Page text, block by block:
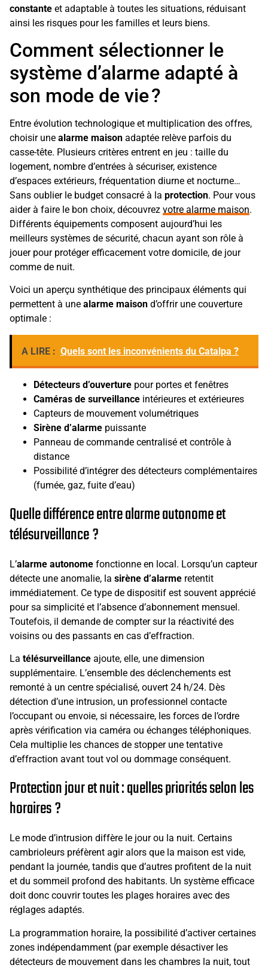
constante et adaptable à toutes les situations, réduisant
ainsi les risques pour les familles et leurs biens.
Comment sélectionner le
système d’alarme adapté à
son mode de vie ?
Entre évolution technologique et multiplication des offres,
choisir une alarme maison adaptée relève parfois du
casse-tête. Plusieurs critères entrent en jeu : taille du
logement, nombre d’entrées à sécuriser, existence
d’espaces extérieurs, fréquentation diurne et nocturne…
Sans oublier le budget consacré à la protection. Pour vous
aider à faire le bon choix, découvrez votre alarme maison.
Différents équipements composent aujourd’hui les
meilleurs systèmes de sécurité, chacun ayant son rôle à
jouer pour protéger efficacement votre domicile, de jour
comme de nuit.
Voici un aperçu synthétique des principaux éléments qui
permettent à une alarme maison d’offrir une couverture
optimale :
A LIRE : Quels sont les inconvénients du Catalpa ?
Détecteurs d’ouverture pour portes et fenêtres
Caméras de surveillance intérieures et extérieures
Capteurs de mouvement volumétriques
Sirène d’alarme puissante
Panneau de commande centralisé et contrôle à
distance
Possibilité d’intégrer des détecteurs complémentaires
(fumée, gaz, fuite d’eau)
Quelle différence entre alarme autonome et
télésurveillance ?
L’alarme autonome fonctionne en local. Lorsqu’un capteur
détecte une anomalie, la sirène d’alarme retentit
immédiatement. Ce type de dispositif est souvent apprécié
pour sa simplicité et l’absence d’abonnement mensuel.
Toutefois, il demande de compter sur la réactivité des
voisins ou des passants en cas d’effraction.
La télésurveillance ajoute, elle, une dimension
supplémentaire. L’ensemble des déclenchements est
remonté à un centre spécialisé, ouvert 24 h/24. Dès
détection d’une intrusion, un professionnel contacte
l’occupant ou envoie, si nécessaire, les forces de l’ordre
après vérification via caméra ou échanges téléphoniques.
Cela multiplie les chances de stopper une tentative
d’effraction avant tout vol ou dommage conséquent.
Protection jour et nuit : quelles priorités selon les
horaires ?
Le mode d’intrusion diffère le jour ou la nuit. Certains
cambrioleurs préfèrent agir alors que la maison est vide,
pendant la journée, tandis que d’autres profitent de la nuit
et du sommeil profond des habitants. Un système efficace
doit donc couvrir toutes les plages horaires avec des
réglages adaptés.
La programmation horaire, la possibilité d’activer certaines
zones indépendamment (par exemple désactiver les
détecteurs de mouvement dans les chambres la nuit, tout